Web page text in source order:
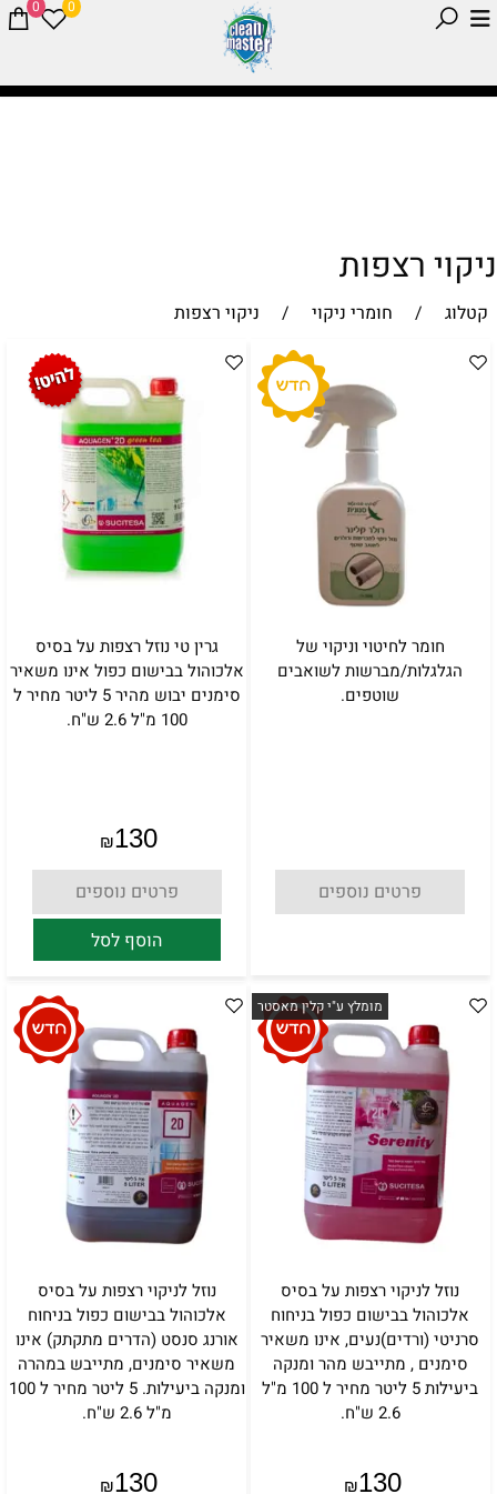
0 0
ניקוי רצפות
קטלוג / חומרי ניקוי / ניקוי רצפות
חומר לחיטוי וניקוי של
הגלגלות/מברשות לשואבים
שוטפים.
פרטים נוספים
גרין טי נוזל רצפות על בסיס
אלכוהול בבישום כפול אינו משאיר
סימנים יבוש מהיר 5 ליטר מחיר ל
100 מ"ל 2.6 ש"ח.
₪130
פרטים נוספים
הוסף לסל
מומלץ ע"י קלין מאסטר
נוזל לניקוי רצפות על בסיס
אלכוהול בבישום כפול בניחוח
סרניטי (ורדים)נעים, אינו משאיר
סימנים , מתייבש מהר ומנקה
ביעילות 5 ליטר מחיר ל 100 מ"ל
2.6 ש"ח.
₪130
נוזל לניקוי רצפות על בסיס
אלכוהול בבישום כפול בניחוח
אורנג סנסט (הדרים מתקתק) אינו
משאיר סימנים, מתייבש במהרה
ומנקה ביעילות. 5 ליטר מחיר ל 100
מ"ל 2.6 ש"ח.
₪130